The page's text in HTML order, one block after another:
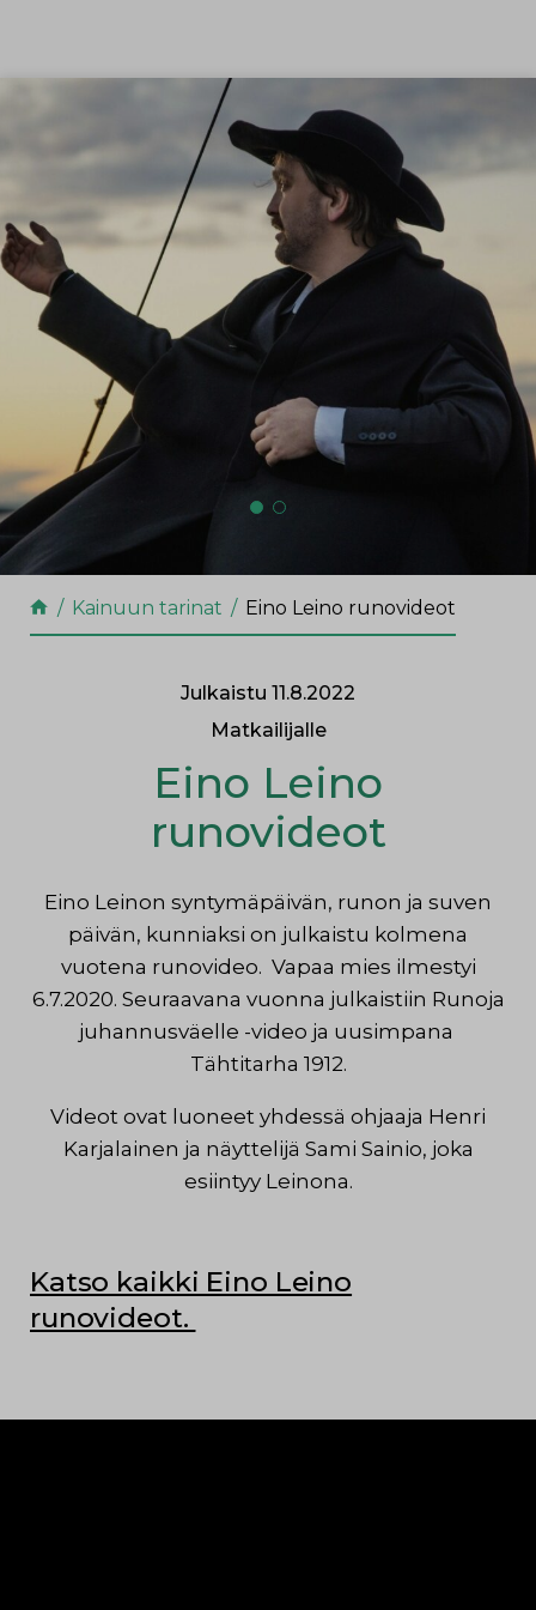
Kainuun tarinat Eino Leino runovideot
Julkaistu 11.8.2022
Matkailijalle
Eino Leino
runovideot
Eino Leinon syntymäpäivän, runon ja suven
päivän, kunniaksi on julkaistu kolmena
vuotena runovideo. Vapaa mies ilmestyi
6.7.2020. Seuraavana vuonna julkaistiin Runoja
juhannusväelle -video ja uusimpana
Tähtitarha 1912.
Videot ovat luoneet yhdessä ohjaaja Henri
Karjalainen ja näyttelijä Sami Sainio, joka
esiintyy Leinona.
Katso kaikki Eino Leino
runovideot.